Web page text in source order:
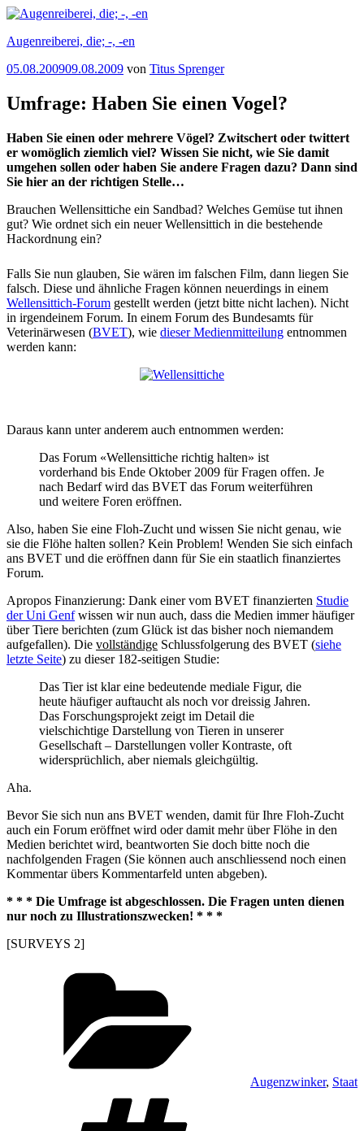
Zum
springen
Augenreiberei, die; -, -en
Veröffentlicht
05.08.200909.08.2009 von Titus Sprenger
Umfrage: Haben Sie einen Vogel?
Haben Sie einen oder mehrere Vögel? Zwitschert oder twittert
er womöglich ziemlich viel? Wissen Sie nicht, wie Sie damit
umgehen sollen oder haben Sie andere Fragen dazu? Dann sind
Sie hier an der richtigen Stelle…
Brauchen Wellensittiche ein Sandbad? Welches Gemüse tut ihnen
gut? Wie ordnet sich ein neuer Wellensittich in die bestehende
Hackordnung ein?
Falls Sie nun glauben, Sie wären im falschen Film, dann liegen Sie
falsch. Diese und ähnliche Fragen können neuerdings in einem
Wellensittich-Forum gestellt werden (jetzt bitte nicht lachen). Nicht
in irgendeinem Forum. In einem Forum des Bundesamts für
Veterinärwesen (BVET), wie dieser Medienmitteilung entnommen
werden kann:
Daraus kann unter anderem auch entnommen werden:
Das Forum «Wellensittiche richtig halten» ist
vorderhand bis Ende Oktober 2009 für Fragen offen. Je
nach Bedarf wird das BVET das Forum weiterführen
und weitere Foren eröffnen.
Also, haben Sie eine Floh-Zucht und wissen Sie nicht genau, wie
sie die Flöhe halten sollen? Kein Problem! Wenden Sie sich einfach
ans BVET und die eröffnen dann für Sie ein staatlich finanziertes
Forum.
Apropos Finanzierung: Dank einer vom BVET finanzierten Studie
der Uni Genfwissen wir nun auch, dass die Medien immer häufiger
über Tiere berichten (zum Glück ist das bisher noch niemandem
aufgefallen). Die vollständige Schlussfolgerung des BVET (siehe
letzte Seite) zu dieser 182-seitigen Studie:
Das Tier ist klar eine bedeutende mediale Figur, die
heute häufiger auftaucht als noch vor dreissig Jahren.
Das Forschungsprojekt zeigt im Detail die
vielschichtige Darstellung von Tieren in unserer
Gesellschaft – Darstellungen voller Kontraste, oft
widersprüchlich, aber niemals gleichgültig.
Aha.
Bevor Sie sich nun ans BVET wenden, damit für Ihre Floh-Zucht
auch ein Forum eröffnet wird oder damit mehr über Flöhe in den
Medien berichtet wird, beantworten Sie doch bitte noch die
nachfolgenden Fragen (Sie können auch anschliessend noch einen
Kommentar übers Kommentarfeld unten abgeben).
* * * Die Umfrage ist abgeschlossen. Die Fragen unten dienen
nur noch zu Illustrationszwecken! * * *
[SURVEYS 2]
Augenzwinker, Staat